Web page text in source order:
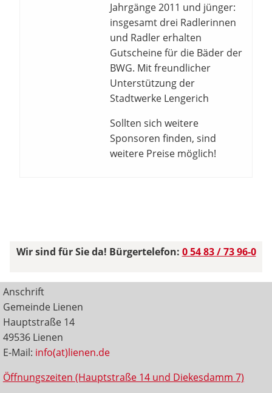
Jahrgänge 2011 und jünger:
insgesamt drei Radlerinnen
und Radler erhalten
Gutscheine für die Bäder der
BWG. Mit freundlicher
Unterstützung der
Stadtwerke Lengerich
Sollten sich weitere
Sponsoren finden, sind
weitere Preise möglich!
Wir sind für Sie da! Bürgertelefon: 0 54 83 / 73 96-0
Anschrift
Gemeinde Lienen
Hauptstraße 14
49536 Lienen
E-Mail: info(at)lienen.de
Öffnungszeiten (Hauptstraße 14 und Diekesdamm 7)